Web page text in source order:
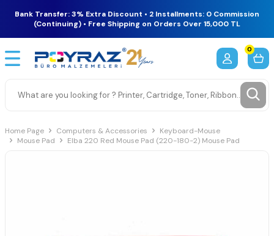
Bank Transfer: 3% Extra Discount • 2 Installments: 0 Commission
(Continuing) • Free Shipping on Orders Over 15,000 TL
0
Home Page Computers & Accessories
Keyboard-Mouse
Mouse Pad
Elba 220 Red Mouse Pad (220-180-2) Mouse Pad